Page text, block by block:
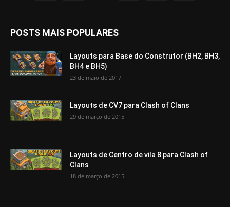
POSTS MAIS POPULARES
Layouts para Base do Construtor (BH2, BH3,
BH4 e BH5)
23 de maio de 2017
Layouts de CV7 para Clash of Clans
29 de março de 2015
Layouts de Centro de vila 8 para Clash of
Clans
18 de março de 2015